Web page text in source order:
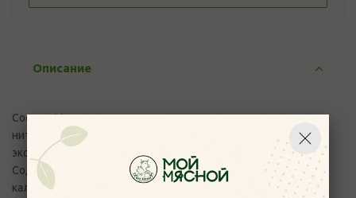
Описание
Состав: Мясо лося, вода питьевая, смесь посолочно-
нитритная, сухое молоко, соль, натуральные специи,
экстракты специй, аскорбиновая к-та
Содержание пищевой, энергетической ценности,
калорийности на 100 гр продукта (белки, жиры, углеводы) :